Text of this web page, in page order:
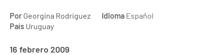
Por Georgina Rodríguez Idioma Español
País Uruguay
16 febrero 2009